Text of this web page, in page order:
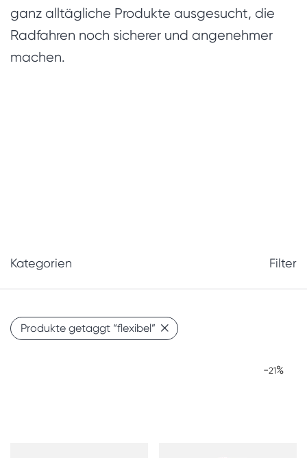
ganz alltägliche Produkte ausgesucht, die
Radfahren noch sicherer und angenehmer
machen.
Kategorien Filter
Produkte getaggt “flexibel”
-21%